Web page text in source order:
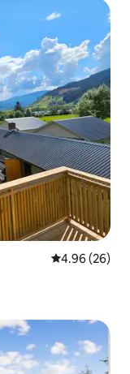
レビュー26
4.96 (26)